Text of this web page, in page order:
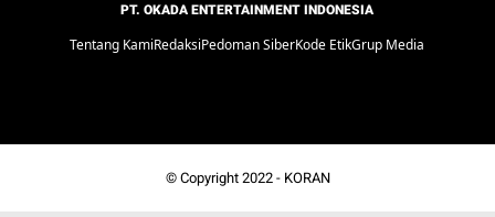
PT. OKADA ENTERTAINMENT INDONESIA
Tentang KamiRedaksiPedoman SiberKode EtikGrup Media
© Copyright 2022 - KORAN